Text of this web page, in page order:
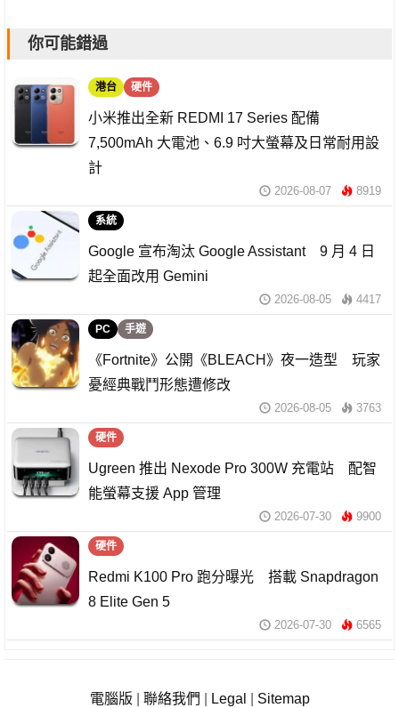
你可能錯過
港台 硬件
小米推出全新 REDMI 17 Series 配備
7,500mAh 大電池、6.9 吋大螢幕及日常耐用設
計
2026-08-07 8919
系統
Google 宣布淘汰 Google Assistant 9 月 4 日
起全面改用 Gemini
2026-08-05 4417
PC 手遊
《Fortnite》公開《BLEACH》夜一造型 玩家
憂經典戰鬥形態遭修改
2026-08-05 3763
硬件
Ugreen 推出 Nexode Pro 300W 充電站 配智
能螢幕支援 App 管理
2026-07-30 9900
硬件
Redmi K100 Pro 跑分曝光 搭載 Snapdragon
8 Elite Gen 5
2026-07-30 6565
電腦版 聯絡我們 Legal
Sitemap